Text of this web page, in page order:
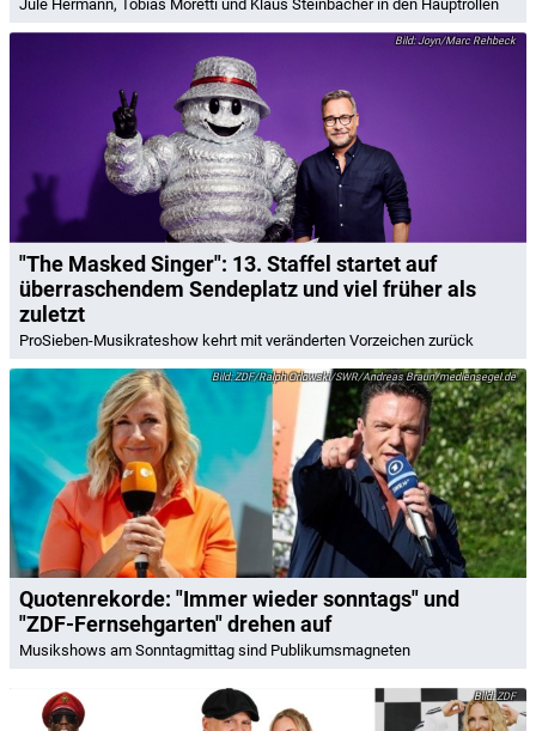
Jule Hermann, Tobias Moretti und Klaus Steinbacher in den Hauptrollen
Joyn/Marc Rehbeck
"The Masked Singer": 13. Staffel startet auf
überraschendem Sendeplatz und viel früher als
zuletzt
ProSieben-Musikrateshow kehrt mit veränderten Vorzeichen zurück
ZDF/Ralph Orlowski/SWR/Andreas Braun/mediensegel.de
Quotenrekorde: "Immer wieder sonntags" und
"ZDF-Fernsehgarten" drehen auf
Musikshows am Sonntagmittag sind Publikumsmagneten
ZDF